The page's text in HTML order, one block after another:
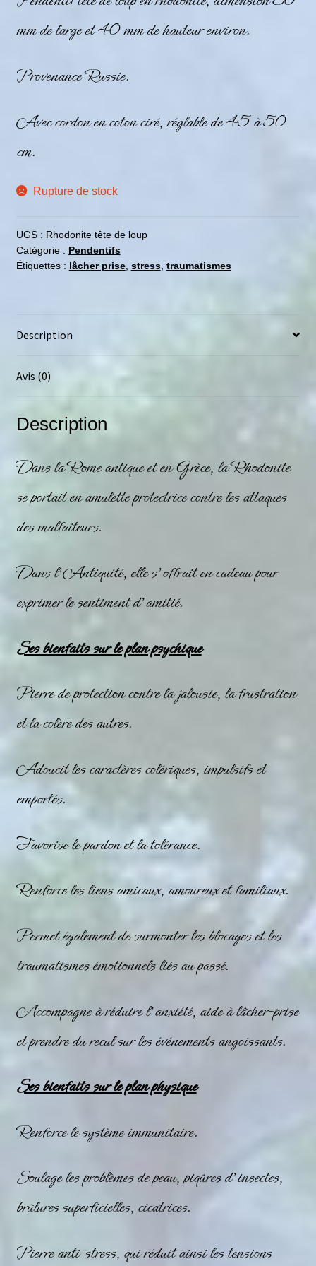
mm de large et 40 mm de hauteur environ.
Provenance Russie.
Avec cordon en coton ciré, réglable de 45 à 50
cm.
Rupture de stock
UGS : Rhodonite tête de loup
Catégorie : Pendentifs
Étiquettes : lâcher prise, stress, traumatismes
Description
Avis (0)
Description
Dans la Rome antique et en Grèce, laRhodonite
se portait en amulette protectrice contre les attaques
des malfaiteurs.
Dans l’Antiquité, elle s’offrait en cadeau pour
exprimer le sentiment d’amitié.
Ses bienfaits sur le plan psychique
Pierre de protection contre la jalousie, la frustration
et la colère des autres.
Adoucit les caractères colériques, impulsifs et
emportés.
Favorise le pardon et la tolérance.
Renforce les liens amicaux, amoureux et familiaux.
Permet également de surmonter les blocages et les
traumatismes émotionnels liés au passé.
Accompagne à réduire l’anxiété, aide à lâcher-prise
et prendre du recul sur les événements angoissants.
Ses bienfaits sur le plan physique
Renforce le système immunitaire.
Soulage les problèmes de peau, piqûres d’insectes,
brûlures superficielles, cicatrices.
Pierre anti-stress, qui réduit ainsi les tensions